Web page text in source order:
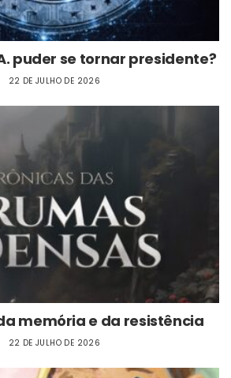
puder se tornar presidente?
22 DE JULHO DE 2026
memória e da resistência
22 DE JULHO DE 2026